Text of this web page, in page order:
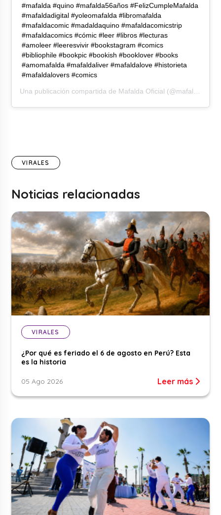
#mafalda #quino #mafalda56años #FelizCumpleMafalda
#mafaldadigital #yoleomafalda #libromafalda
⁠#mafaldacomic #madaldaquino #mafaldacomicstrip
⁠#mafaldacomics #cómic #leer #libros #lecturas
⁠#amoleer #leeresvivir #bookstagram #comics
#bibliophile #bookpic #bookish #booklover #books
#amomafalda ⁠#mafaldaliver #mafaldalove #historieta
⁠#mafaldalovers ⁠#comics ⁠
Una publicación compartida de Mafalda Oficial (@mafaldadigital) el
VIRALES
Noticias relacionadas
VIRALES
¿Por qué es feriado el 6 de agosto en Perú? Esta
es la historia
05 Ago 2026 Leer más